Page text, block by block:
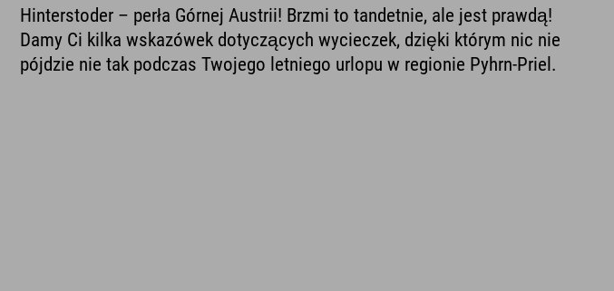
Hinterstoder – perła Górnej Austrii! Brzmi to tandetnie, ale jest prawdą!
Damy Ci kilka wskazówek dotyczących wycieczek, dzięki którym nic nie
pójdzie nie tak podczas Twojego letniego urlopu w regionie Pyhrn-Priel.